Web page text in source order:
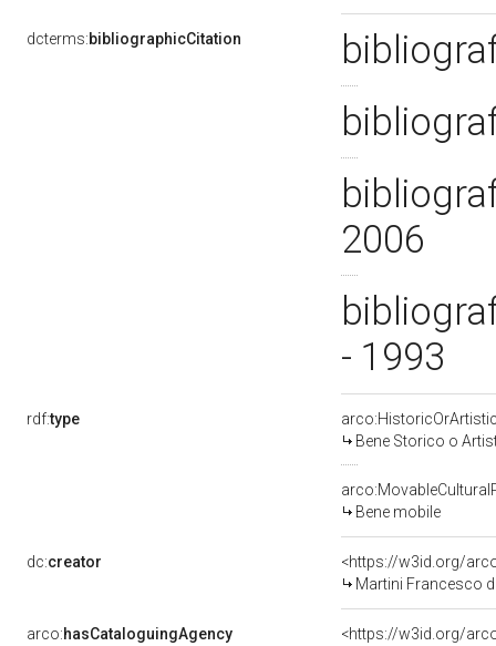
dcterms:bibliographicCitation
2006
- 1993
rdf:type
Bene Storico o
Bene mobile
dc:creator
<https://w3id.org/
Martini Francesco
arco:hasCataloguingAgency
<https://w3id.org/